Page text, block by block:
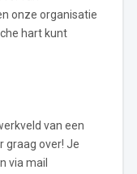
onze organisatie
hart kunt
van een
graag over! Je
via mail